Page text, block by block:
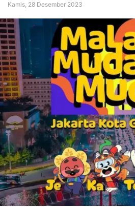
Kamis, 28 Desember 2023